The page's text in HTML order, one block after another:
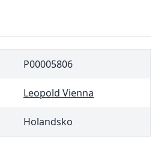
P00005806
Leopold Vienna
Holandsko